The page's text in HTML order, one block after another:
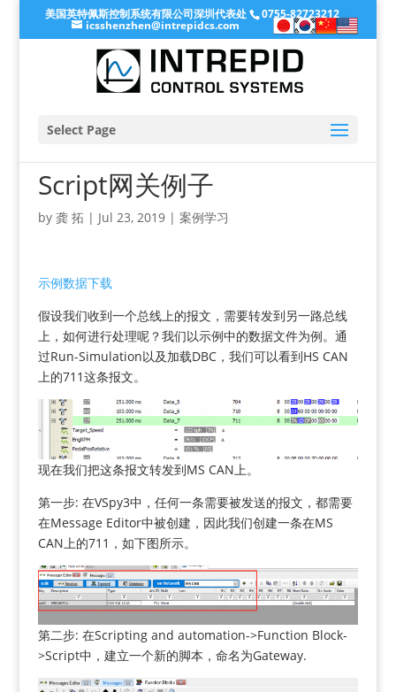
美国英特佩斯控制系统有限公司深圳代表处 0755-82723212
icsshenzhen@intrepidcs.com
Select Page
Script网关例子
by 龚 拓 | Jul 23, 2019| 案例学习
示例数据下载
假设我们收到一个总线上的报文，需要转发到另一路总线
上，如何进行处理呢？我们以示例中的数据文件为例。通
过Run-Simulation以及加载DBC，我们可以看到HS CAN
上的711这条报文。
现在我们把这条报文转发到MS CAN上。
第一步: 在VSpy3中，任何一条需要被发送的报文，都需要
在Message Editor中被创建，因此我们创建一条在MS
CAN上的711，如下图所示。
第二步: 在Scripting and automation->Function Block-
>Script中，建立一个新的脚本，命名为Gateway.